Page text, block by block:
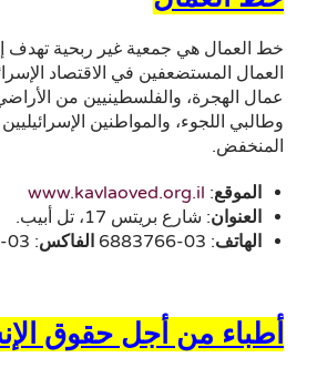
خط العمال هي جمعية غير ربحية تهدف
العمال المستضعفين في الاقتصاد
عمال الهجرة، والفلسطينيين من الأراضي
وطالبي اللجوء، والمواطنين
المنخفض.
الموقع:
العنوان: شارع بريتس 17، تل أبيب.
الهاتف: 03-6883766 الفاكس: 03-6883537
أطباء من أجل حقوق